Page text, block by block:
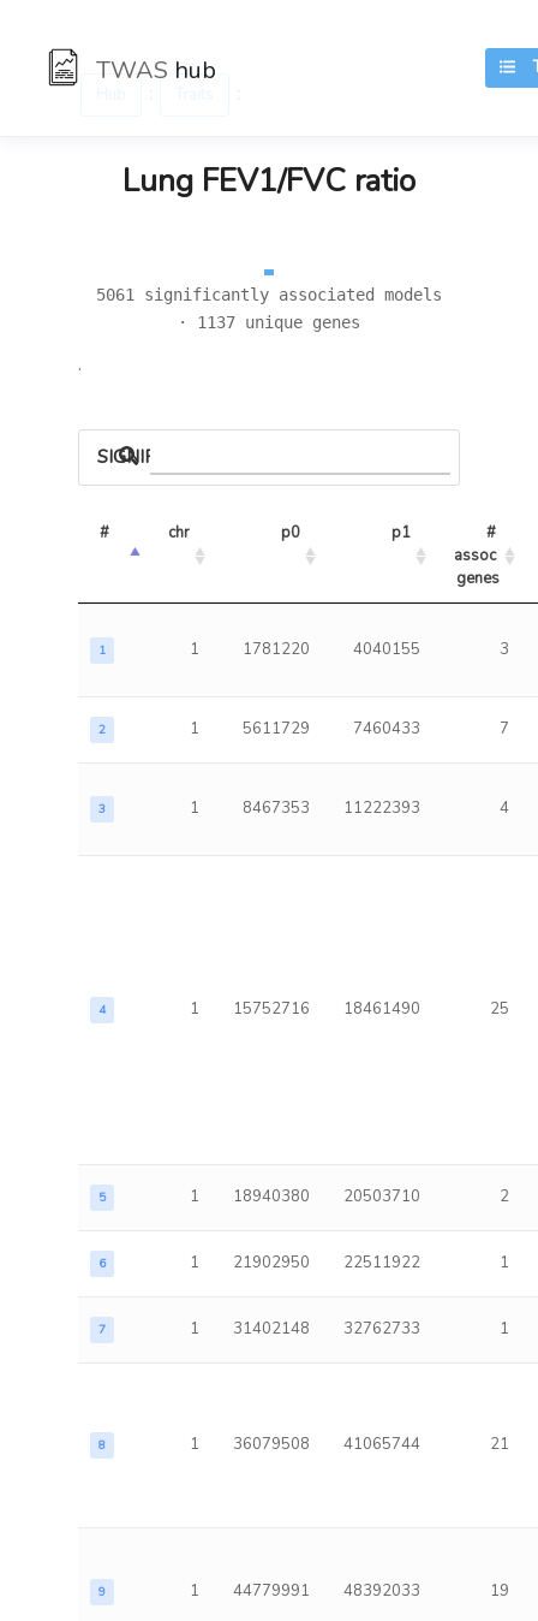
TWAS hub
Lung FEV1/FVC ratio
5061 significantly associated models
· 1137 unique genes
.
SIGNIFICANT LOCI
# chr p0 p1
#
assoc
genes
1 1 1781220 4040155 3
2 1 5611729 7460433 7
3 1 8467353 11222393 4
4 1 15752716 18461490 25
5 1 18940380 20503710 2
6 1 21902950 22511922 1
7 1 31402148 32762733 1
8 1 36079508 41065744 21
9 1 44779991 48392033 19